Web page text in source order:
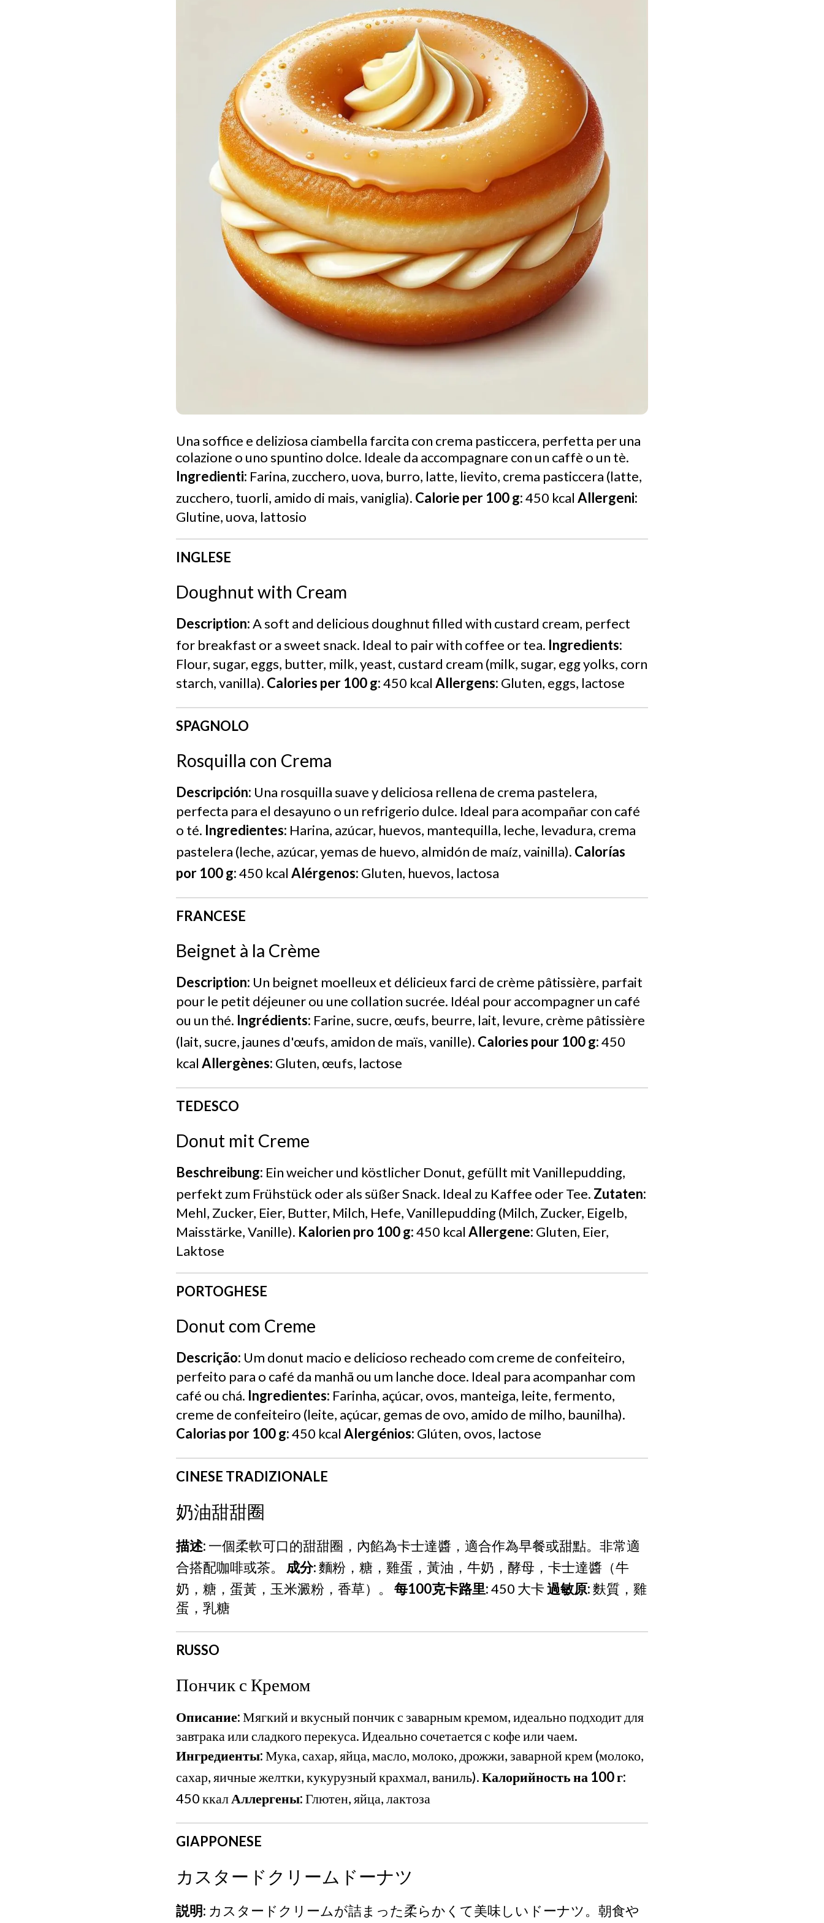
Una soffice e deliziosa ciambella farcita con crema pasticcera, perfetta per una
colazione o uno spuntino dolce. Ideale da accompagnare con un caffè o un tè.
Ingredienti: Farina, zucchero, uova, burro, latte, lievito, crema pasticcera (latte,
zucchero, tuorli, amido di mais, vaniglia). Calorie per 100 g:450 kcal Allergeni:
Glutine, uova, lattosio
INGLESE
Doughnut with Cream
Description:A soft and delicious doughnut filled with custard cream, perfect
for breakfast or a sweet snack. Ideal to pair with coffee or tea. Ingredients:
Flour, sugar, eggs, butter, milk, yeast, custard cream (milk, sugar, egg yolks, corn
starch, vanilla). Calories per 100 g:450 kcal Allergens: Gluten, eggs, lactose
SPAGNOLO
Rosquilla con Crema
Descripción: Una rosquilla suave y deliciosa rellena de crema pastelera,
perfecta para el desayuno o un refrigerio dulce. Ideal para acompañar con café
o té. Ingredientes: Harina, azúcar, huevos, mantequilla, leche, levadura, crema
pastelera (leche, azúcar, yemas de huevo, almidón de maíz, vainilla). Calorías
por 100 g:450 kcal Alérgenos: Gluten, huevos, lactosa
FRANCESE
Beignet à la Crème
Description: Un beignet moelleux et délicieux farci de crème pâtissière, parfait
pour le petit déjeuner ou une collation sucrée. Idéal pour accompagner un café
ou un thé. Ingrédients: Farine, sucre, œufs, beurre, lait, levure, crème pâtissière
(lait, sucre, jaunes d'œufs, amidon de maïs, vanille). Calories pour 100 g:450
kcal Allergènes: Gluten, œufs, lactose
TEDESCO
Donut mit Creme
Beschreibung: Ein weicher und köstlicher Donut, gefüllt mit Vanillepudding,
perfekt zum Frühstück oder als süßer Snack. Ideal zu Kaffee oder Tee. Zutaten:
Mehl, Zucker, Eier, Butter, Milch, Hefe, Vanillepudding (Milch, Zucker, Eigelb,
Maisstärke, Vanille). Kalorien pro 100 g:450 kcal Allergene: Gluten, Eier,
Laktose
PORTOGHESE
Donut com Creme
Descrição: Um donut macio e delicioso recheado com creme de confeiteiro,
perfeito para o café da manhã ou um lanche doce. Ideal para acompanhar com
café ou chá. Ingredientes: Farinha, açúcar, ovos, manteiga, leite, fermento,
creme de confeiteiro (leite, açúcar, gemas de ovo, amido de milho, baunilha).
Calorias por 100 g:450 kcal Alergénios: Glúten, ovos, lactose
CINESE TRADIZIONALE
奶油甜甜圈
描述: 一個柔軟可口的甜甜圈，內餡為卡士達醬，適合作為早餐或甜點。非常適
合搭配咖啡或茶。 成分:麵粉，糖，雞蛋，黃油，牛奶，酵母，卡士達醬（牛
奶，糖，蛋黃，玉米澱粉，香草）。 每100克卡路里:450 大卡過敏原:麩質，雞
蛋，乳糖
RUSSO
Пончик с Кремом
Описание:Мягкий и вкусный пончик с заварным кремом, идеально подходит для
завтрака или сладкого перекуса. Идеально сочетается с кофе или чаем.
Ингредиенты:Мука, сахар, яйца, масло, молоко, дрожжи, заварной крем (молоко,
сахар, яичные желтки, кукурузный крахмал, ваниль).Калорийность на 100 г:
450 ккалАллергены:Глютен, яйца, лактоза
GIAPPONESE
カスタードクリームドーナツ
説明: カスタードクリームが詰まった柔らかくて美味しいドーナツ。朝食や